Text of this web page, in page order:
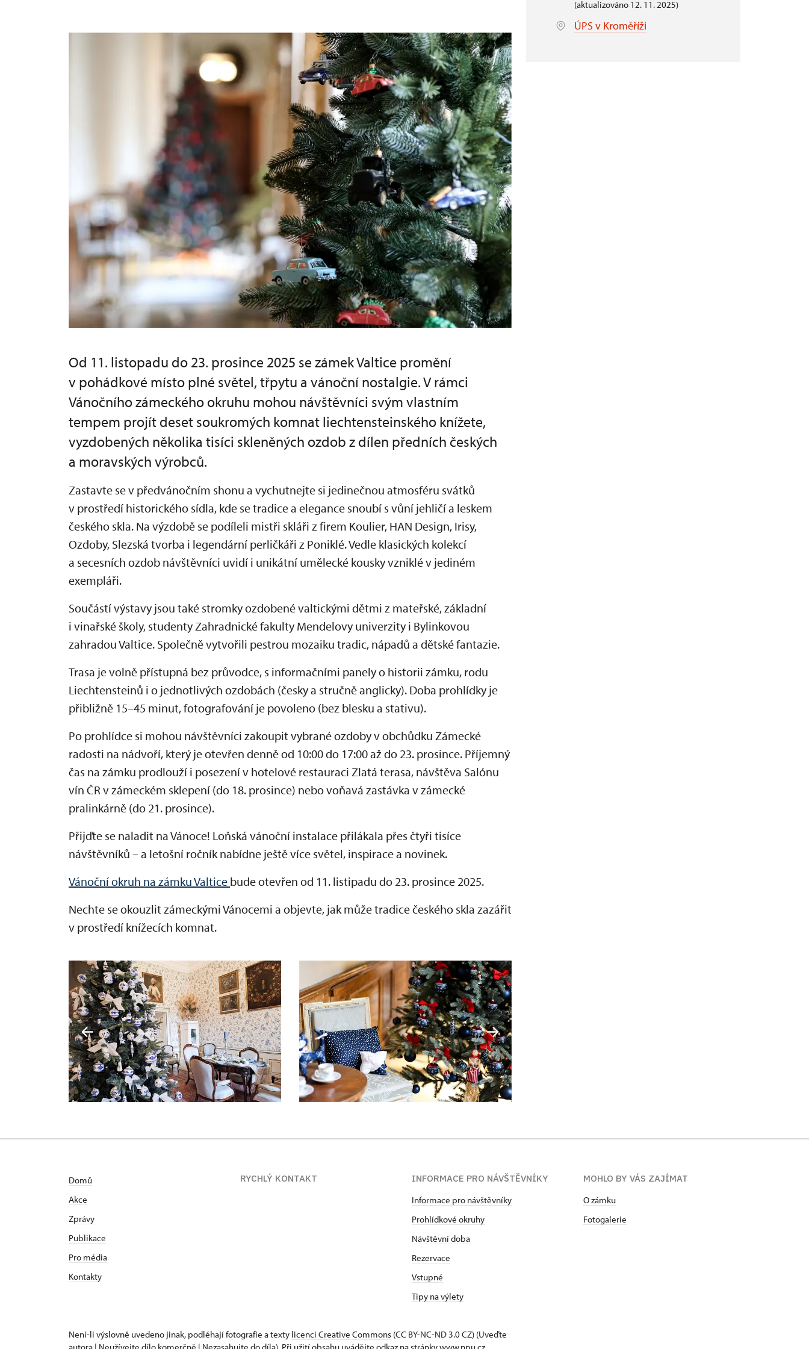
Od 11. listopadu do 23. prosince 2025 se zámek Valtice promění
v pohádkové místo plné světel, třpytu a vánoční nostalgie. V rámci
Vánočního zámeckého okruhu mohou návštěvníci svým vlastním
tempem projít deset soukromých komnat liechtensteinského knížete,
vyzdobených několika tisíci skleněných ozdob z dílen předních českých
a moravských výrobců.
Zastavte se v předvánočním shonu a vychutnejte si jedinečnou atmosféru svátků
v prostředí historického sídla, kde se tradice a elegance snoubí s vůní jehličí a leskem
českého skla. Na výzdobě se podíleli mistři skláři z firem Koulier, HAN Design, Irisy,
Ozdoby, Slezská tvorba i legendární perličkáři z Poniklé. Vedle klasických kolekcí
a secesních ozdob návštěvníci uvidí i unikátní umělecké kousky vzniklé v jediném
exempláři.
Součástí výstavy jsou také stromky ozdobené valtickými dětmi z mateřské, základní
i vinařské školy, studenty Zahradnické fakulty Mendelovy univerzity i Bylinkovou
zahradou Valtice. Společně vytvořili pestrou mozaiku tradic, nápadů a dětské fantazie.
Trasa je volně přístupná bez průvodce, s informačními panely o historii zámku, rodu
Liechtensteinů i o jednotlivých ozdobách (česky a stručně anglicky). Doba prohlídky je
přibližně 15–45 minut, fotografování je povoleno (bez blesku a stativu).
Po prohlídce si mohou návštěvníci zakoupit vybrané ozdoby v obchůdku Zámecké
radosti na nádvoří, který je otevřen denně od 10:00 do 17:00 až do 23. prosince. Příjemný
čas na zámku prodlouží i posezení v hotelové restauraci Zlatá terasa, návštěva Salónu
vín ČR v zámeckém sklepení (do 18. prosince) nebo voňavá zastávka v zámecké
pralinkárně (do 21. prosince).
Přijďte se naladit na Vánoce! Loňská vánoční instalace přilákala přes čtyři tisíce
návštěvníků – a letošní ročník nabídne ještě více světel, inspirace a novinek.
Vánoční okruh na zámku Valtice bude otevřen od 11. listipadu do 23. prosince 2025.
Nechte se okouzlit zámeckými Vánocemi a objevte, jak může tradice českého skla zazářit
v prostředí knížecích komnat.
(aktualizováno 12. 11. 2025)
ÚPS v Kroměříži
Domů
Akce
Zprávy
Publikace
Pro média
Kontakty
RYCHLÝ KONTAKT
INFORMACE PRO NÁVŠTĚVNÍKY
Informace pro návštěvníky
Prohlídkové okruhy
Návštěvní doba
Rezervace
Vstupné
Tipy na výlety
MOHLO BY VÁS ZAJÍMAT
O zámku
Fotogalerie
Není-li výslovně uvedeno jinak, podléhají fotografie a texty licenci Creative Commons (CC BY-NC-ND 3.0 CZ) (Uveďte